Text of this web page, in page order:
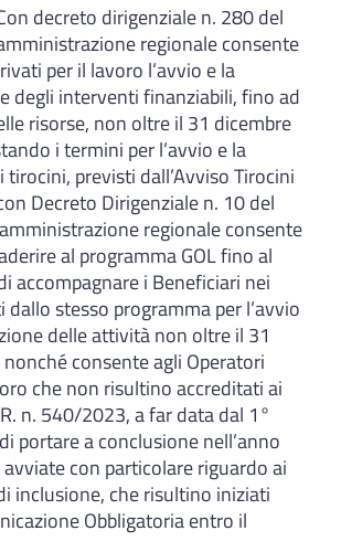
decreto dirigenziale n. 280 del
regionale consente
per il lavoro l’avvio e la
degli interventi finanziabili, fino ad
risorse, non oltre il 31 dicembre
i termini per l’avvio e la
previsti dall’Avviso Tirocini
Decreto Dirigenziale n. 10 del
regionale consente
al programma GOL fino al
accompagnare i Beneficiari nei
dallo stesso programma per l’avvio
delle attività non oltre il 31
consente agli Operatori
che non risultino accreditati ai
n. 540/2023, a far data dal 1°
portare a conclusione nell’anno
con particolare riguardo ai
inclusione, che risultino iniziati
Obbligatoria entro il